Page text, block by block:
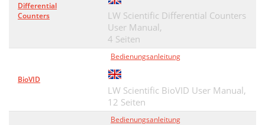
Differential
Counters
LW Scientific Differential Counters
User Manual,
4 Seiten
BioVID
Bedienungsanleitung
LW Scientific BioVID User Manual,
12 Seiten
Bedienungsanleitung